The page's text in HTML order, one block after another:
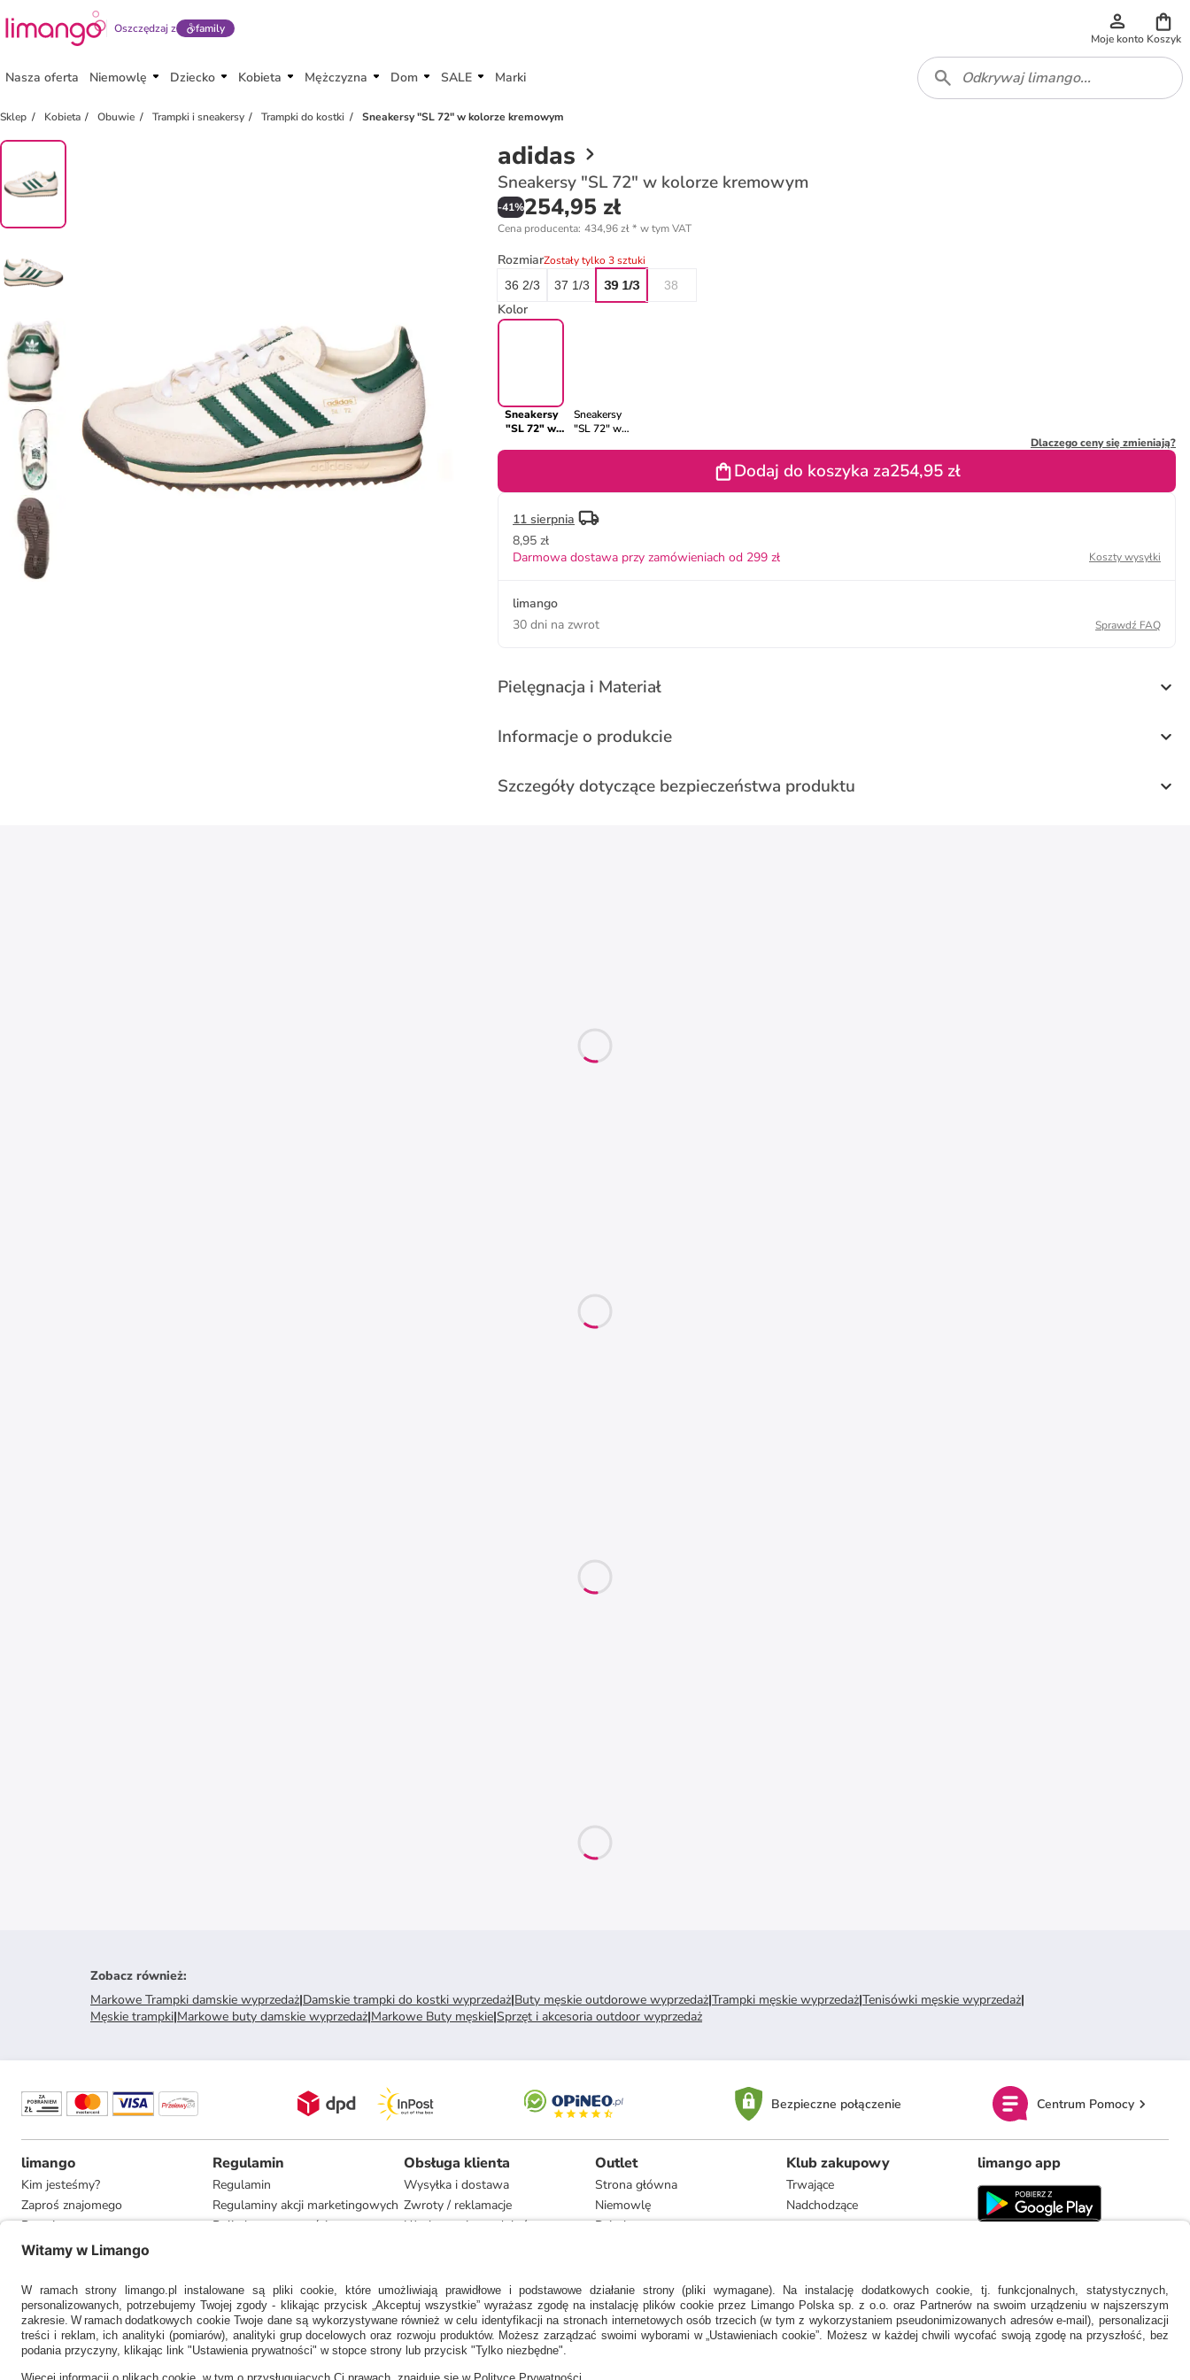
Oszczędzaj z family
Moje konto Koszyk
Nasza oferta Niemowlę Dziecko Kobieta Mężczyzna Dom SALE Marki
Sklep Kobieta Obuwie Trampki i sneakersy Trampki do kostki Sneakersy "SL 72" w kolorze kremowym
adidas
Sneakersy "SL 72" w kolorze kremowym
-41%254,95 zł
Cena producenta: 434,96 zł* w tym VAT
RozmiarZostały tylko 3 sztuki
36 2/3
37 1/3 39 1/3 38
Kolor
Sneakersy
"SL 72" w
Sneakersy
"SL 72" w
Dlaczego ceny się zmieniają?
Dodaj do koszyka za254,95 zł
11 sierpnia
8,95 zł
Darmowa dostawa przy zamówieniach od 299 zł
Koszty wysyłki
limango
30 dni na zwrot
Sprawdź FAQ
Pielęgnacja i Materiał
Informacje o produkcie
Szczegóły dotyczące bezpieczeństwa produktu
Zobacz również:
Markowe Trampki damskie wyprzedaż|Damskie trampki do kostki wyprzedaż|Buty męskie outdorowe wyprzedaż|Trampki męskie wyprzedaż|Tenisówki męskie wyprzedaż|
Męskie trampki|Markowe buty damskie wyprzedaż|Markowe Buty męskie|Sprzęt i akcesoria outdoor wyprzedaż
Bezpieczne połączenie Centrum Pomocy
limango
Kim jesteśmy?
Zaproś znajomego
Pracuj u nas
Informacje dla prasy
Regulamin
Regulamin
Regulaminy akcji marketingowych
Polityka prywatności
Obsługa klienta
Wysyłka i dostawa
Zwroty / reklamacje
Użytkowanie produktów
Zgodność z umową i naprawa
Outlet
Strona główna
Niemowlę
Dziecko
Dom
Marki
Klub zakupowy
Trwające
Nadchodzące
limango app